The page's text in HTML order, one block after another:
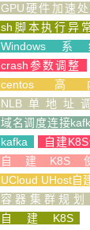
GPU硬件加速
sh脚本执行异
Windows
crash参数调整
centos
NLB单地址
域名调度连接
kafka
自建
自建K8S
UCloud UHost自
容器集群规划
自建K8S